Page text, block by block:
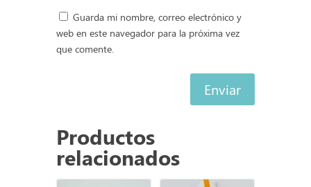
Guarda mi nombre, correo electrónico y
web en este navegador para la próxima vez
que comente.
Enviar
Productos
relacionados